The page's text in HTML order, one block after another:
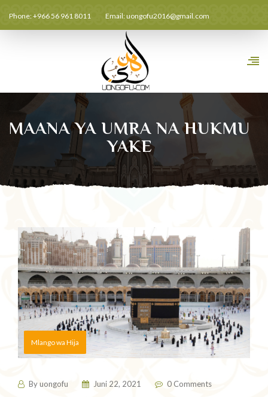
Phone: +966 56 961 8011 Email:uongofu2016@gmail.com
MAANA YA UMRA NA HUKMU
YAKE
Mlango wa Hija
Byuongofu Juni 22, 2021 0 Comments